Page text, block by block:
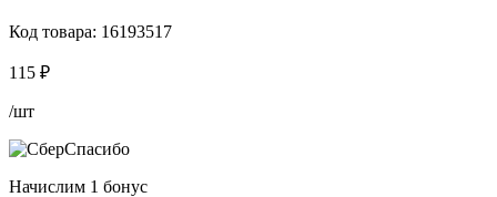
Код товара: 16193517
115 ₽
/шт
Начислим 1 бонус